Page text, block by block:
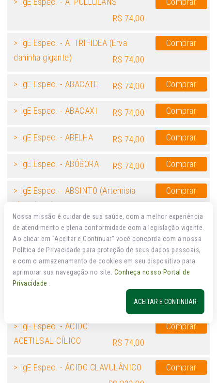
R$ 74,00
> IgE Espec. - A. TRIFIDEA (Erva
daninha gigante)
R$ 74,00
Comprar
> IgE Espec. - ABACATE R$ 74,00 Comprar
> IgE Espec. - ABACAXI R$ 74,00 Comprar
> IgE Espec. - ABELHA R$ 74,00 Comprar
> IgE Espec. - ABÓBORA R$ 74,00 Comprar
> IgE Espec. - ABSINTO (Artemisia
absinthium)
Comprar
> IgE Espec. - ACÁCIA R$ 74,00 Comprar
> IgE Espec. - AÇAFRÃO R$ 75,00 Comprar
> IgE Espec. - ACARUS SIRO
R$ 74,00
> IgE Espec. - ÁCIDO
ACETILSALICÍLICO
R$ 74,00
Comprar
> IgE Espec. - ÁCIDO CLAVULÂNICO
Comprar
Nossa missão é cuidar de sua saúde, com a melhor experiência
de atendimento e plena conformidade com a legislação vigente.
Ao clicar em “Aceitar e Continuar” você concorda com a nossa
Política de Privacidade para proteção de seus dados pessoais,
e com o armazenamento de cookies em seu dispositivo para
aprimorar sua navegação no site. Conheça nosso Portal de
Privacidade
ACEITAR E CONTINUAR